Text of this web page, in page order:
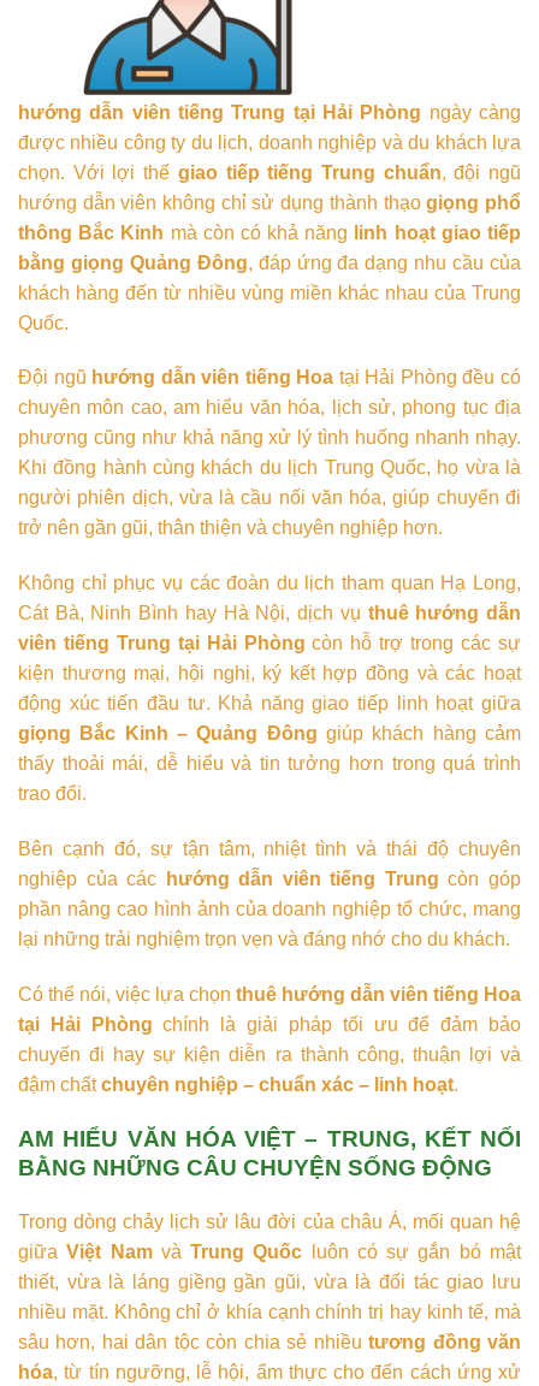
hướng dẫn viên tiếng Trung tại Hải Phòng ngày càng
được nhiều công ty du lịch, doanh nghiệp và du khách lựa
chọn. Với lợi thế giao tiếp tiếng Trung chuẩn, đội ngũ
hướng dẫn viên không chỉ sử dụng thành thạogiọng phổ
thông Bắc Kinh mà còn có khả năng
linh hoạt giao tiếp
bằng giọng Quảng Đông, đáp ứng đa dạng nhu cầu của
khách hàng đến từ nhiều vùng miền khác nhau của Trung
Quốc.
Đội ngũ hướng dẫn viên tiếng Hoa tại Hải Phòng đều có
chuyên môn cao, am hiểu văn hóa, lịch sử, phong tục địa
phương cũng như khả năng xử lý tình huống nhanh nhạy.
Khi đồng hành cùng khách du lịch Trung Quốc, họ vừa là
người phiên dịch, vừa là cầu nối văn hóa, giúp chuyến đi
trở nên gần gũi, thân thiện và chuyên nghiệp hơn.
Không chỉ phục vụ các đoàn du lịch tham quan Hạ Long,
Cát Bà, Ninh Bình hay Hà Nội, dịch vụ thuê hướng dẫn
viên tiếng Trung tại Hải Phòng còn hỗ trợ trong các sự
kiện thương mại, hội nghị, ký kết hợp đồng và các hoạt
động xúc tiến đầu tư. Khả năng giao tiếp linh hoạt giữa
giọng Bắc Kinh – Quảng Đông giúp khách hàng cảm
thấy thoải mái, dễ hiểu và tin tưởng hơn trong quá trình
trao đổi.
Bên cạnh đó, sự tận tâm, nhiệt tình và thái độ chuyên
nghiệp của các
hướng dẫn viên tiếng Trung còn góp
phần nâng cao hình ảnh của doanh nghiệp tổ chức, mang
lại những trải nghiệm trọn vẹn và đáng nhớ cho du khách.
Có thể nói, việc lựa chọn thuê hướng dẫn viên tiếng Hoa
tại Hải Phòng chính là giải pháp tối ưu để đảm bảo
chuyến đi hay sự kiện diễn ra thành công, thuận lợi và
đậm chấtchuyên nghiệp – chuẩn xác – linh hoạt.
AM HIỂU VĂN HÓA VIỆT – TRUNG, KẾT NỐI
BẰNG NHỮNG CÂU CHUYỆN SỐNG ĐỘNG
Trong dòng chảy lịch sử lâu đời của châu Á, mối quan hệ
giữaViệt NamvàTrung Quốc luôn có sự gắn bó mật
thiết, vừa là láng giềng gần gũi, vừa là đối tác giao lưu
nhiều mặt. Không chỉ ở khía cạnh chính trị hay kinh tế, mà
sâu hơn, hai dân tộc còn chia sẻ nhiềutương đồng văn
hóa, từ tín ngưỡng, lễ hội, ẩm thực cho đến cách ứng xử